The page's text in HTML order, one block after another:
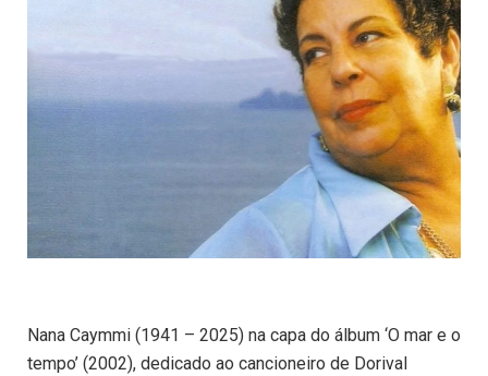
Nana Caymmi (1941 – 2025) na capa do álbum ‘O mar e o
tempo’ (2002), dedicado ao cancioneiro de Dorival